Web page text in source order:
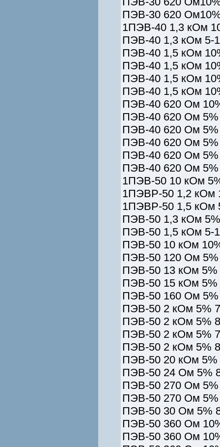
ПЭВ-30 620
1ПЭВ-40 1,3 кОм
ПЭВ-40 1,3 кОм 5-
ПЭВ-40 1,5 кОм
ПЭВ-40 1,5 кОм
ПЭВ-40 1,5 кОм
ПЭВ-40 1,5 кОм
ПЭВ-40 620 Ом
ПЭВ-40 620 Ом 5%
ПЭВ-40 620 Ом 5%
ПЭВ-40 620 Ом 5%
ПЭВ-40 620 Ом 5%
ПЭВ-40 620 Ом 5%
1ПЭВ-50 10 кОм
1ПЭВР-50 1,2 кОм
1ПЭВР-50 1,5 кОм
ПЭВ-50 1,3 кОм
ПЭВ-50 1,5 кОм 5-
ПЭВ-50 10 кОм
ПЭВ-50 120 Ом 5%
ПЭВ-50 13 кОм 5%
ПЭВ-50 15 кОм 5%
ПЭВ-50 160 Ом 5%
ПЭВ-50 2 кОм 5%
ПЭВ-50 2 кОм 5%
ПЭВ-50 2 кОм 5%
ПЭВ-50 2 кОм 5%
ПЭВ-50 20 кОм 5%
ПЭВ-50 24 Ом 5%
ПЭВ-50 270 Ом 5%
ПЭВ-50 270 Ом 5%
ПЭВ-50 30 Ом 5%
ПЭВ-50 360 Ом
ПЭВ-50 360 Ом